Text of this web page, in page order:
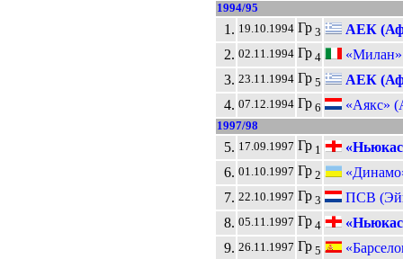
1994/95
1. 19.10.1994 Гр3
АЕК
2. 02.11.1994 Гр4
3. 23.11.1994 Гр5
АЕК
4. 07.12.1994 Гр6 «Аякс»
1997/98
5. 17.09.1997 Гр1
6. 01.10.1997 Гр2
7. 22.10.1997 Гр3
ПСВ
8. 05.11.1997 Гр4
9. 26.11.1997 Гр5